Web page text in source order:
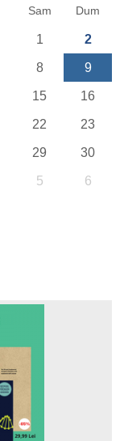
Sam Dum
1 2
8 9
15 16
22 23
29 30
5 6